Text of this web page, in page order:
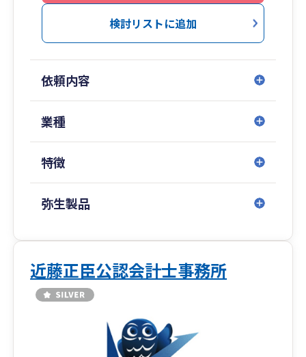
検討リストに追加
依頼内容
業種
特徴
弥生製品
近藤正臣公認会計士事務所